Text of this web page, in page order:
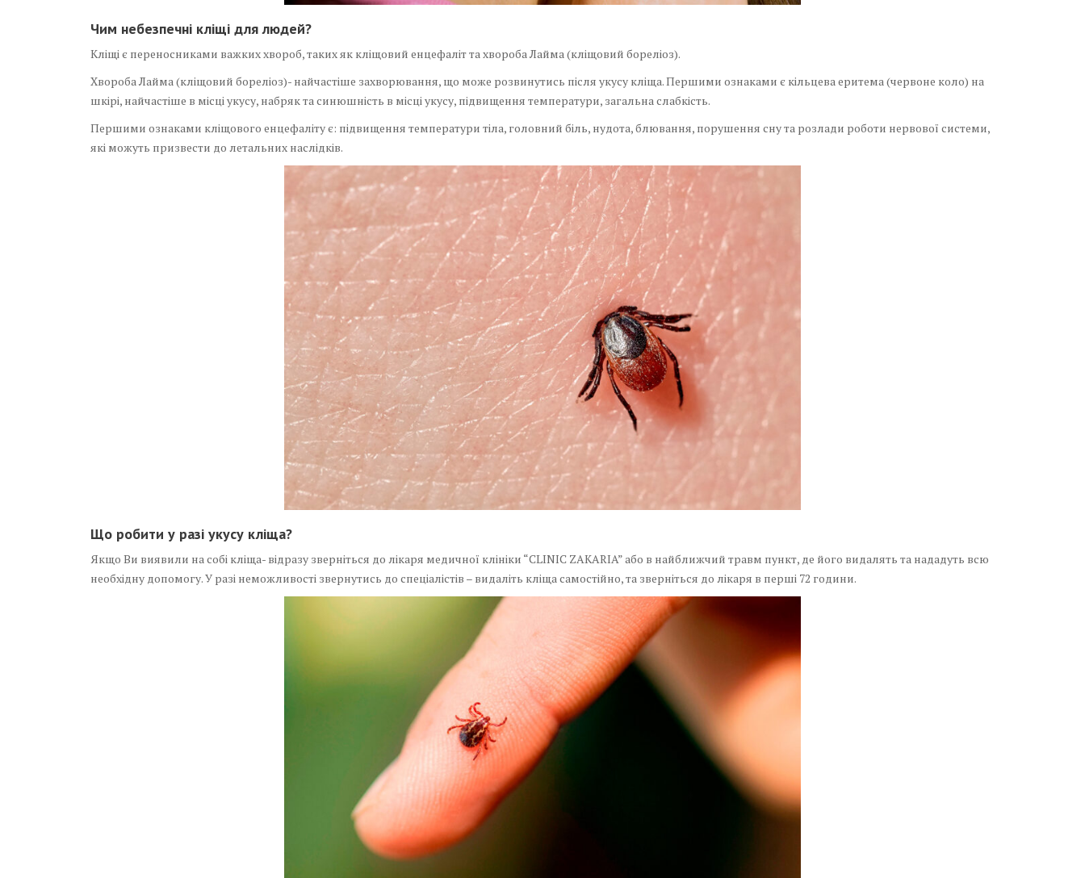
Чим небезпечні кліщі для людей?
Кліщі є переносниками важких хвороб, таких як кліщовий енцефаліт та хвороба Лайма (кліщовий бореліоз).
Хвороба Лайма (кліщовий бореліоз)- найчастіше захворювання, що може розвинутись після укусу кліща. Першими ознаками є кільцева еритема (червоне коло) на
шкірі, найчастіше в місці укусу, набряк та синюшність в місці укусу, підвищення температури, загальна слабкість.
Першими ознаками кліщового енцефаліту є: підвищення температури тіла, головний біль, нудота, блювання, порушення сну та розлади роботи нервової системи,
які можуть призвести до летальних наслідків.
Що робити у разі укусу кліща?
Якщо Ви виявили на собі кліща- відразу зверніться до лікаря медичної клініки “CLINIC ZAKARIA” або в найближчий травм пункт, де його видалять та нададуть всю
необхідну допомогу. У разі неможливості звернутись до спеціалістів – видаліть кліща самостійно, та зверніться до лікаря в перші 72 години.